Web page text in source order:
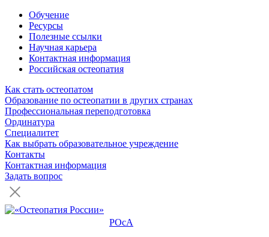
Обучение
Ресурсы
Полезные ссылки
Научная карьера
Контактная информация
Российская остеопатия
Как стать остеопатом
Образование по остеопатии в других странах
Профессиональная переподготовка
Ординатура
Специалитет
Как выбрать образовательное учреждение
Контакты
Контактная информация
Задать вопрос
РОсА